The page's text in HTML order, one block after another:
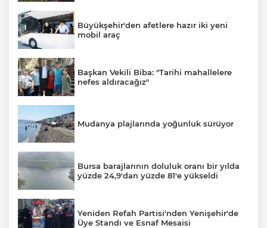
Büyükşehir'den afetlere hazır iki yeni
mobil araç
Başkan Vekili Biba: "Tarihi mahallelere
nefes aldıracağız"
Mudanya plajlarında yoğunluk sürüyor
Bursa barajlarının doluluk oranı bir yılda
yüzde 24,9'dan yüzde 81'e yükseldi
Yeniden Refah Partisi'nden Yenişehir'de
Üye Standı ve Esnaf Mesaisi